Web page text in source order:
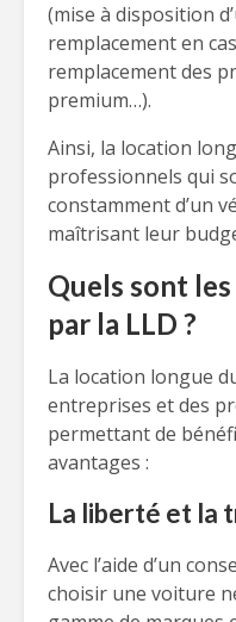
(mise à disposition
remplacement en
remplacement des
premium…).
Ainsi, la location
professionnels qui
constamment d’un
maîtrisant leur
Quels sont
par la LLD ?
La location longue
entreprises et des
permettant de
avantages :
La liberté et la
Avec l’aide d’un
choisir une voiture